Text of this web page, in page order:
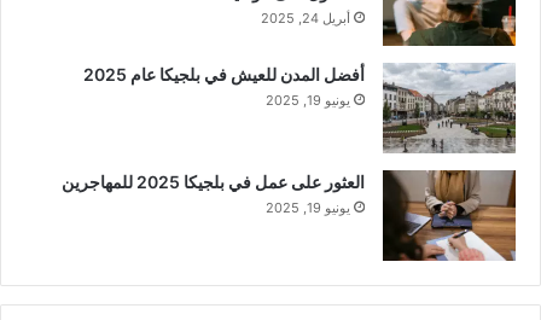
أبريل 24, 2025
أفضل المدن للعيش في بلجيكا عام 2025
يونيو 19, 2025
العثور على عمل في بلجيكا 2025 للمهاجرين
يونيو 19, 2025